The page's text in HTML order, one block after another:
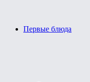
Первые блюда